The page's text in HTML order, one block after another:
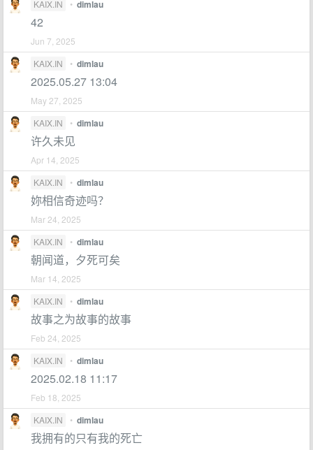
KAIX.IN • dimlau
42
Jun 7, 2025
KAIX.IN
• dimlau
2025.05.27 13:04
May 27, 2025
KAIX.IN
• dimlau
许久未见
Apr 14, 2025
KAIX.IN
• dimlau
妳相信奇迹吗？
Mar 24, 2025
KAIX.IN
• dimlau
朝闻道，夕死可矣
Mar 14, 2025
KAIX.IN
• dimlau
故事之为故事的故事
Feb 24, 2025
KAIX.IN
• dimlau
2025.02.18 11:17
Feb 18, 2025
KAIX.IN
• dimlau
我拥有的只有我的死亡